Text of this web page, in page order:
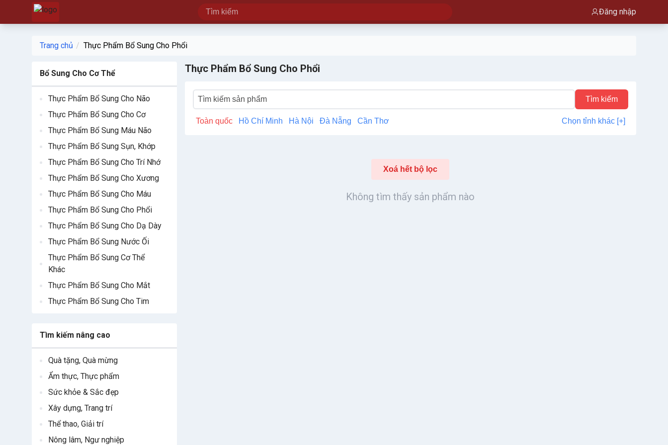
Đăng nhập
Trang chủ Thực Phẩm Bổ Sung Cho Phổi
Thực Phẩm Bổ Sung Cho Phổi
Tìm kiếm
Toàn quốc Hồ Chí Minh Hà Nội Đà Nẵng Cần Thơ Chọn tỉnh khác [+]
Xoá hết bộ lọc
Không tìm thấy sản phẩm nào
Bổ Sung Cho Cơ Thể
Thực Phẩm Bổ Sung Cho Não
Thực Phẩm Bổ Sung Cho Cơ
Thực Phẩm Bổ Sung Máu Não
Thực Phẩm Bổ Sung Sụn, Khớp
Thực Phẩm Bổ Sung Cho Trí Nhớ
Thực Phẩm Bổ Sung Cho Xương
Thực Phẩm Bổ Sung Cho Máu
Thực Phẩm Bổ Sung Cho Phổi
Thực Phẩm Bổ Sung Cho Dạ Dày
Thực Phẩm Bổ Sung Nước Ối
Thực Phẩm Bổ Sung Cơ Thể
Khác
Thực Phẩm Bổ Sung Cho Mắt
Thực Phẩm Bổ Sung Cho Tim
Tìm kiếm nâng cao
Quà tặng, Quà mừng
Ẩm thực, Thực phẩm
Sức khỏe & Sắc đẹp
Xây dựng, Trang trí
Thể thao, Giải trí
Nông lâm, Ngư nghiệp